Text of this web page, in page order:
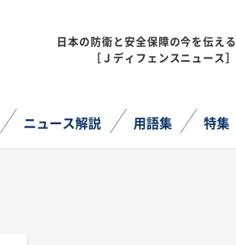
日本の防衛と安全保障の今を伝える
［Ｊディフェンスニュース］
ニュース解説 用語集 特集